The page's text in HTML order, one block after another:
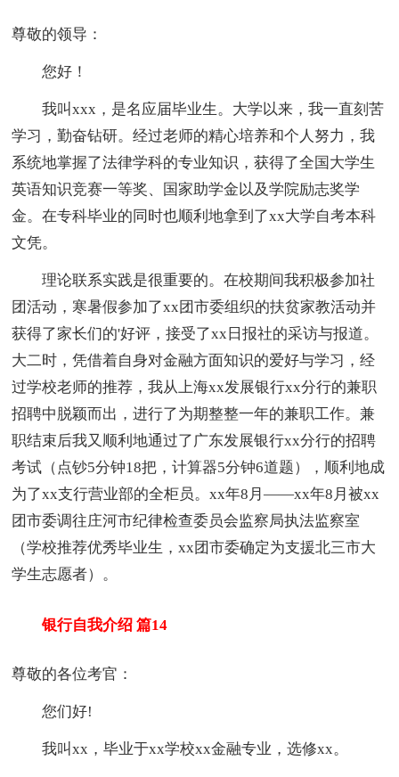
尊敬的领导：
您好！
我叫xxx，是名应届毕业生。大学以来，我一直刻苦
学习，勤奋钻研。经过老师的精心培养和个人努力，我
系统地掌握了法律学科的专业知识，获得了全国大学生
英语知识竞赛一等奖、国家助学金以及学院励志奖学
金。在专科毕业的同时也顺利地拿到了xx大学自考本科
文凭。
理论联系实践是很重要的。在校期间我积极参加社
团活动，寒暑假参加了xx团市委组织的扶贫家教活动并
获得了家长们的'好评，接受了xx日报社的采访与报道。
大二时，凭借着自身对金融方面知识的爱好与学习，经
过学校老师的推荐，我从上海xx发展银行xx分行的兼职
招聘中脱颖而出，进行了为期整整一年的兼职工作。兼
职结束后我又顺利地通过了广东发展银行xx分行的招聘
考试（点钞5分钟18把，计算器5分钟6道题），顺利地成
为了xx支行营业部的全柜员。xx年8月――xx年8月被xx
团市委调往庄河市纪律检查委员会监察局执法监察室
（学校推荐优秀毕业生，xx团市委确定为支援北三市大
学生志愿者）。
银行自我介绍 篇14
尊敬的各位考官：
您们好!
我叫xx，毕业于xx学校xx金融专业，选修xx。